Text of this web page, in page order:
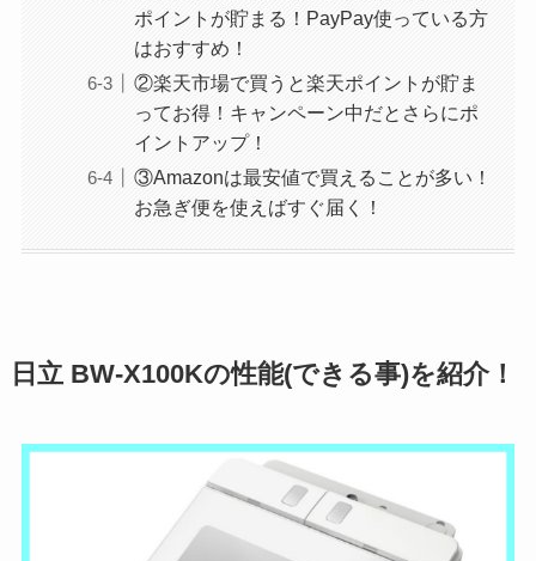
ポイントが貯まる！PayPay使っている方
はおすすめ！
②楽天市場で買うと楽天ポイントが貯ま
ってお得！キャンペーン中だとさらにポ
イントアップ！
③Amazonは最安値で買えることが多い！
お急ぎ便を使えばすぐ届く！
日立 BW-X100Kの性能(できる事)を紹介！